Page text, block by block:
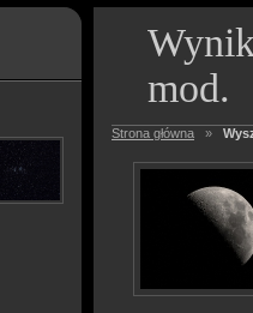
mod.
Strona główna »